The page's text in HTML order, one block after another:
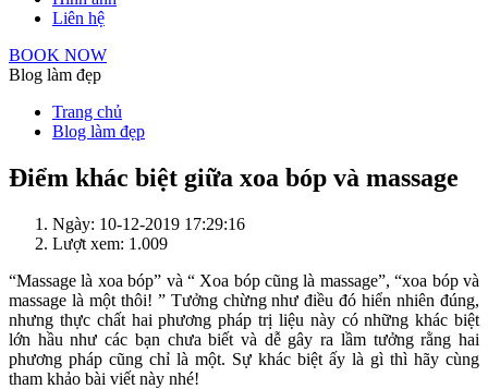
Liên hệ
BOOK NOW
Blog làm đẹp
Trang chủ
Blog làm đẹp
Điểm khác biệt giữa xoa bóp và massage
Ngày: 10-12-2019 17:29:16
Lượt xem: 1.009
“Massage là xoa bóp” và “ Xoa bóp cũng là massage”, “xoa bóp và
massage là một thôi! ” Tưởng chừng như điều đó hiển nhiên đúng,
nhưng thực chất hai phương pháp trị liệu này có những khác biệt
lớn hầu như các bạn chưa biết và dễ gây ra lầm tưởng rằng hai
phương pháp cũng chỉ là một. Sự khác biệt ấy là gì thì hãy cùng
tham khảo bài viết này nhé!